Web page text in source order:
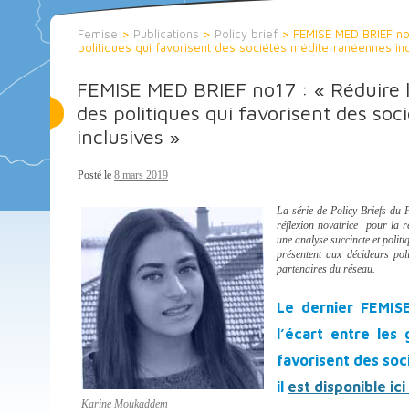
Femise > Publications > Policy brief > FEMISE MED
politiques qui favorisent des sociétés méditerranéennes
FEMISE MED BRIEF no17 : «
des politiques qui favorisent des
inclusives »
Posté le 8 mars 2019
Karine Moukaddem
La série de Policy Briefs du
réflexion novatrice pour la
une analyse succincte et
présentent aux décideurs
partenaires du réseau.
Le dernier
l’écart entre les
favorisent des
il est disponible ici